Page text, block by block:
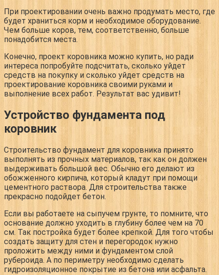
При проектировании очень важно продумать место, где
будет храниться корм и необходимое оборудование.
Чем больше коров, тем, соответственно, больше
понадобится места.
Конечно, проект коровника можно купить, но ради
интереса попробуйте подсчитать, сколько уйдет
средств на покупку и сколько уйдет средств на
проектирование коровника своими руками и
выполнение всех работ. Результат вас удивит!
Устройство фундамента под
коровник
Строительство фундамент для коровника принято
выполнять из прочных материалов, так как он должен
выдерживать большой вес. Обычно его делают из
обожженного кирпича, который кладут при помощи
цементного раствора. Для строительства также
прекрасно подойдет бетон.
Если вы работаете на сыпучем грунте, то помните, что
основание должно уходить в глубину более чем на 70
см. Так постройка будет более крепкой. Для того чтобы
создать защиту для стен и перегородок нужно
проложить между ними и фундаментом слой
рубероида. А по периметру необходимо сделать
гидроизоляционное покрытие из бетона или асфальта.